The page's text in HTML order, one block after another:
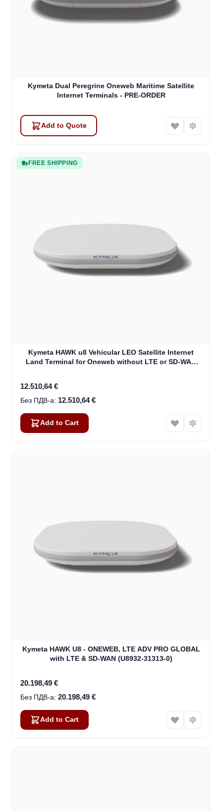
Kymeta Dual Peregrine Oneweb Maritime Satellite
Internet Terminals - PRE-ORDER
Add to Quote
FREE SHIPPING
Kymeta HAWK u8 Vehicular LEO Satellite Internet
Land Terminal for Oneweb without LTE or SD-WAN
12.510,64 €
12.510,64 €
Add to Cart
Kymeta HAWK U8 - ONEWEB, LTE ADV PRO GLOBAL
with LTE & SD-WAN (U8932-31313-0)
20.198,49 €
20.198,49 €
Add to Cart